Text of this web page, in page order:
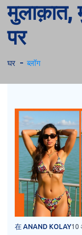
मुलाक़ात,
पर
घर ब्लॉग
在 ANAND KOLAY10